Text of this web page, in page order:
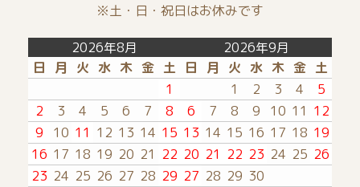
※土・日・祝日はお休みです
2026年8月
日
月 火 水 木 金 土
1
2
3 4 5 6 7
8
9
10 11 12 13 14 15
16 17 18 19 20 21 22
23 24 25 26 27 28 29
2026年9月
日
月 火 水 木 金 土
1
2 3 4
5
6
7 8 9 10 11 12
13 14 15 16 17 18 19
20 21 22 23 24 25 26
27 28 29 30